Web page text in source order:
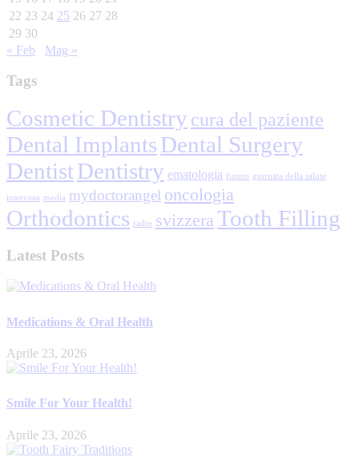
22 23 24 25 26 27 28
29 30
« Feb
Mag »
Tags
Cosmetic Dentistry cura del paziente
Dental ImplantsDental Surgery
DentistDentistry ematologia futuro giornata della salute
intervista media mydoctorangel oncologia
Orthodontics radio svizzera Tooth Filling
Latest Posts
Medications & Oral Health
Aprile 23, 2026
Smile For Your Health!
Aprile 23, 2026